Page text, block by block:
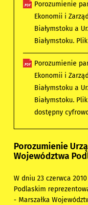
Porozumienie
Ekonomii i
Białymstoku a
Białymstoku.
Porozumienie
Ekonomii i
Białymstoku a
Białymstoku.
dostępny
Porozumienie
Województwa
W dniu 23 czerwca
Podlaskim
- Marszałka